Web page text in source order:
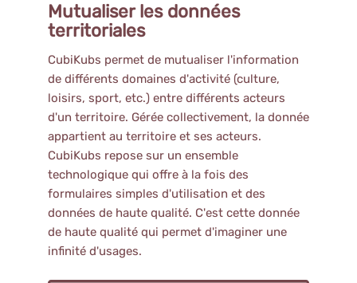
Mutualiser les données
territoriales
CubiKubs permet de mutualiser l'information
de différents domaines d'activité (culture,
loisirs, sport, etc.) entre différents acteurs
d'un territoire. Gérée collectivement, la donnée
appartient au territoire et ses acteurs.
CubiKubs repose sur un ensemble
technologique qui offre à la fois des
formulaires simples d'utilisation et des
données de haute qualité. C'est cette donnée
de haute qualité qui permet d'imaginer une
infinité d'usages.